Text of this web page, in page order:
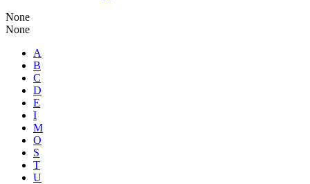
None
None
A
B
C
D
E
I
M
O
S
T
U